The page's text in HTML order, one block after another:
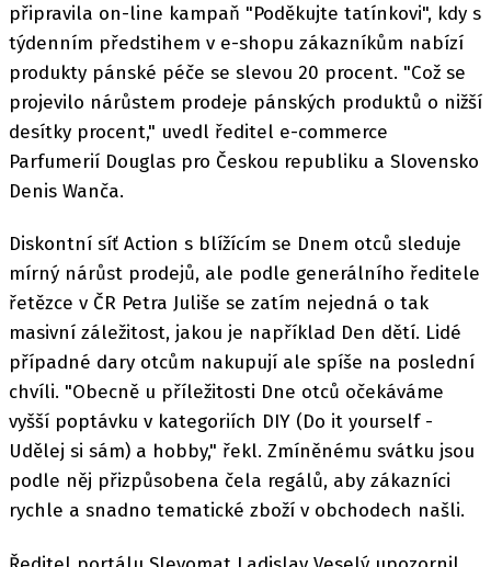
připravila on-line kampaň "Poděkujte tatínkovi", kdy s
týdenním předstihem v e-shopu zákazníkům nabízí
produkty pánské péče se slevou 20 procent. "Což se
projevilo nárůstem prodeje pánských produktů o nižší
desítky procent," uvedl ředitel e-commerce
Parfumerií Douglas pro Českou republiku a Slovensko
Denis Wanča.
Diskontní síť Action s blížícím se Dnem otců sleduje
mírný nárůst prodejů, ale podle generálního ředitele
řetězce v ČR Petra Juliše se zatím nejedná o tak
masivní záležitost, jakou je například Den dětí. Lidé
případné dary otcům nakupují ale spíše na poslední
chvíli. "Obecně u příležitosti Dne otců očekáváme
vyšší poptávku v kategoriích DIY (Do it yourself -
Udělej si sám) a hobby," řekl. Zmíněnému svátku jsou
podle něj přizpůsobena čela regálů, aby zákazníci
rychle a snadno tematické zboží v obchodech našli.